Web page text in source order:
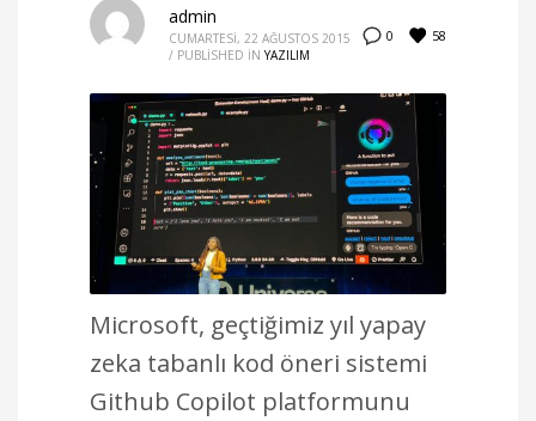
0 58
admin
CUMARTESI, 22 AĞUSTOS 2015
/ PUBLISHED IN YAZILIM
Microsoft, geçtiğimiz yıl yapay
zeka tabanlı kod öneri sistemi
Github Copilot platformunu